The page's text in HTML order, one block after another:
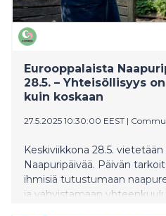
Eurooppalaista
28.5. – Yhteisöllisyys
kuin koskaan
27.5.2025 10:30:00 EEST | Commu
Keskiviikkona 28.5.
Naapuripäivää. Päivän
ihmisiä tutustumaan
ja vahvistamaan